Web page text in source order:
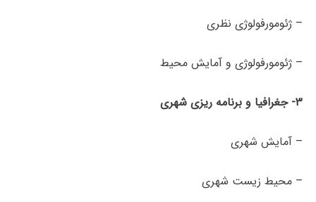
– ژئومورفولوژی نظری
– ژئومورفولوژی و آمایش محیط
۳- جغرافیا و برنامه­ ریزی شهری
– آمایش شهری
– محیط زیست شهری